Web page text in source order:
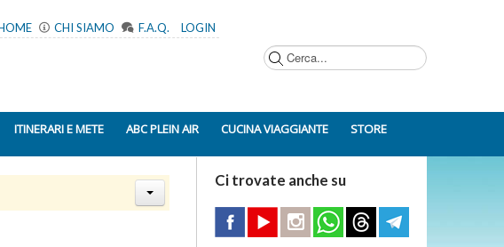
CHI SIAMO F.A.Q. LOGIN
ITINERARI E METE ABC PLEIN AIR CUCINA VIAGGIANTE STORE
Ci trovate anche su